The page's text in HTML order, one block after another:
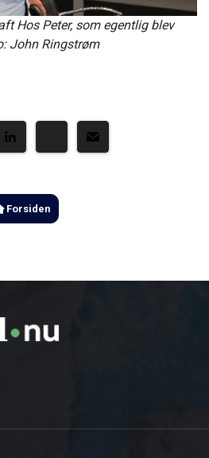
Hos Peter, som egentlig blev
John Ringstrøm
Forsiden